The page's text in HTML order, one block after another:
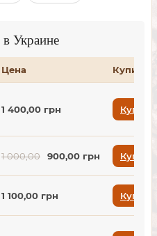
Украине
Цена Купить
1 400,00 грн Купить
1 000,00 900,00 грн Купить
1 100,00 грн Купить